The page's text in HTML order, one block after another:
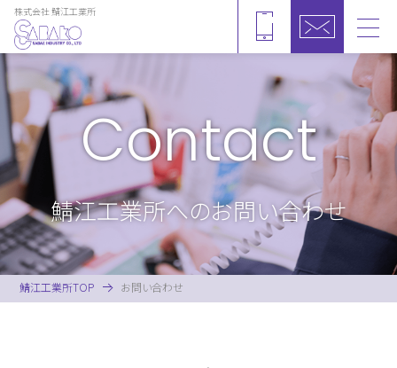
株式会社 鯖江工業所
Contact
鯖江工業所へのお問い合わせ
鯖江工業所TOP お問い合わせ